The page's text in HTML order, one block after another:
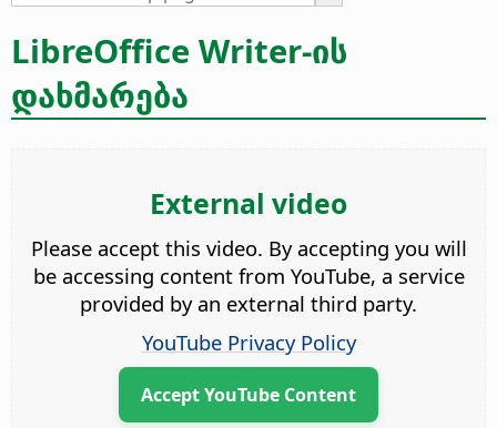
LibreOffice Writer-ის
დახმარება
External video
Please accept this video. By accepting you will
be accessing content from YouTube, a service
provided by an external third party.
YouTube Privacy Policy
Accept YouTube Content